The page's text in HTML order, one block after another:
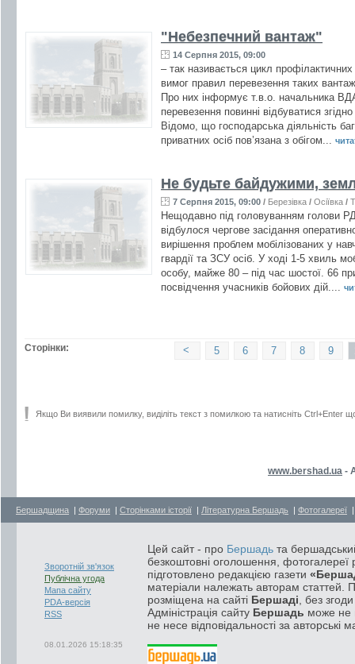
"Небезпечний вантаж"
14 Серпня 2015, 09:00
– так називається цикл
вимог правил перевезення таких
Про них інформує т.в.о. начальника
перевезення повинні відбуватися
Відомо, що господарська діяльність
приватних осіб пов’язана з обігом...
Не будьте байдужими,
7 Серпня 2015, 09:00 / Березівка / Осіївка /
Нещодавно під головуванням голови
відбулося чергове засідання
вирішення проблем мобілізованих у
гвардії та ЗСУ осіб. У ході 1-5 хвиль
особу, майже 80 – під час шостої. 66
посвідчення учасників бойових дій....
Сторінки: 9
8
7
6
5
<
Якщо Ви виявили помилку, виділіть текст з помилкою та натисніть Ctrl+Enter
www.bershad.ua -
Бершадщина | Форуми | Сторінками історії | Літературна Бершадь | Фотогалереї
Зворотній зв'язок
Публічна угода
Мапа сайту
PDA-версія
RSS
08.01.2026 15:18:35
Цей сайт - про Бершадь та
безкоштовні оголошення, фотогалереї
підготовлено редакцією газети
матеріали належать авторам статтей.
розміщена на сайті Бершаді , без
Адміністрація сайту Бершадь може не
не несе відповідальності за авторські